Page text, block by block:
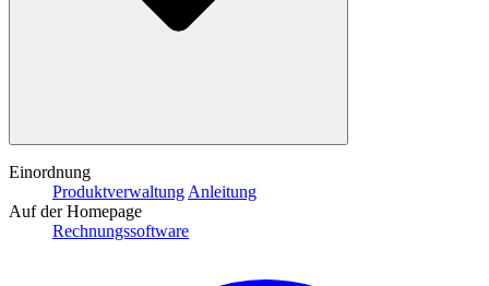
Einordnung
Produktverwaltung Anleitung
Auf der Homepage
Rechnungssoftware